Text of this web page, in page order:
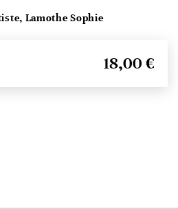
Lamothe Sophie
18,00 €